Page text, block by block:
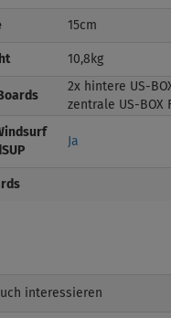
15cm
10,8kg
2x hintere US-
zentrale US-BOX
Ja
interessieren